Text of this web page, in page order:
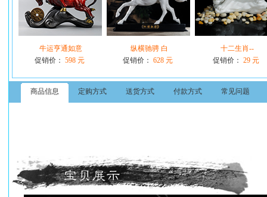
牛运亨通如意
促销价： 598 元
纵横驰骋 白
促销价： 628 元
十二生肖--
促销价： 29 元
商品信息 定购方式 送货方式 付款方式 常见问题